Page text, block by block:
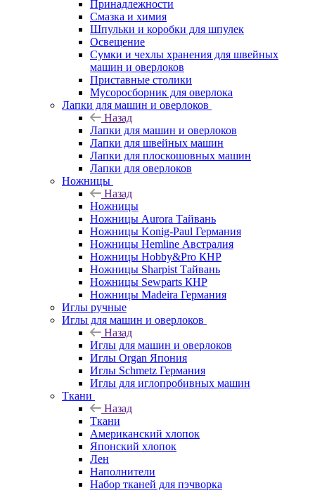
Принадлежности
Смазка и химия
Шпульки и коробки для шпулек
Освещение
Сумки и чехлы хранения для швейных
машин и оверлоков
Приставные столики
Мусоросборник для оверлока
Лапки для машин и оверлоков
Назад
Лапки для машин и оверлоков
Лапки для швейных машин
Лапки для плоскошовных машин
Лапки для оверлоков
Ножницы
Назад
Ножницы
Ножницы Aurora Тайвань
Ножницы Konig-Paul Германия
Ножницы Hemline Австралия
Ножницы Hobby&Pro КНР
Ножницы Sharpist Тайвань
Ножницы Sewparts КНР
Ножницы Madeira Германия
Иглы ручные
Иглы для машин и оверлоков
Назад
Иглы для машин и оверлоков
Иглы Organ Япония
Иглы Schmetz Германия
Иглы для иглопробивных машин
Ткани
Назад
Ткани
Американский хлопок
Японский хлопок
Лен
Наполнители
Набор тканей для пэчворка